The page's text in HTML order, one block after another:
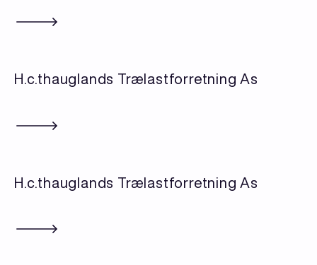
H.c.thauglands Trælastforretning As
H.c.thauglands Trælastforretning As